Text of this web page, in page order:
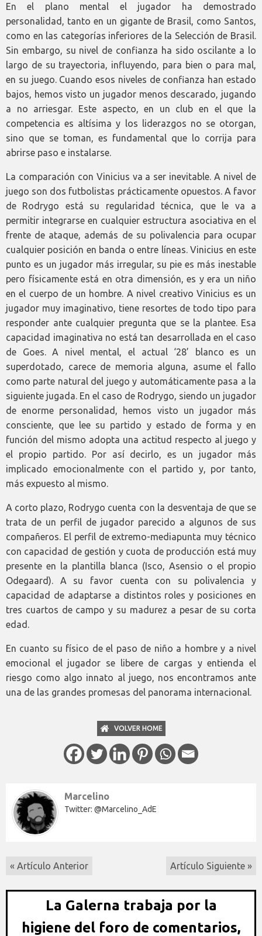
En el plano mental el jugador ha demostrado
personalidad, tanto en un gigante de Brasil, como Santos,
como en las categorías inferiores de la Selección de Brasil.
Sin embargo, su nivel de confianza ha sido oscilante a lo
largo de su trayectoria, influyendo, para bien o para mal,
en su juego. Cuando esos niveles de confianza han estado
bajos, hemos visto un jugador menos descarado, jugando
a no arriesgar. Este aspecto, en un club en el que la
competencia es altísima y los liderazgos no se otorgan,
sino que se toman, es fundamental que lo corrija para
abrirse paso e instalarse.
La comparación con Vinicius va a ser inevitable. A nivel de
juego son dos futbolistas prácticamente opuestos. A favor
de Rodrygo está su regularidad técnica, que le va a
permitir integrarse en cualquier estructura asociativa en el
frente de ataque, además de su polivalencia para ocupar
cualquier posición en banda o entre líneas. Vinicius en este
punto es un jugador más irregular, su pie es más inestable
pero físicamente está en otra dimensión, es y era un niño
en el cuerpo de un hombre. A nivel creativo Vinicius es un
jugador muy imaginativo, tiene resortes de todo tipo para
responder ante cualquier pregunta que se la plantee. Esa
capacidad imaginativa no está tan desarrollada en el caso
de Goes. A nivel mental, el actual ‘28’ blanco es un
superdotado, carece de memoria alguna, asume el fallo
como parte natural del juego y automáticamente pasa a la
siguiente jugada. En el caso de Rodrygo, siendo un jugador
de enorme personalidad, hemos visto un jugador más
consciente, que lee su partido y estado de forma y en
función del mismo adopta una actitud respecto al juego y
el propio partido. Por así decirlo, es un jugador más
implicado emocionalmente con el partido y, por tanto,
más expuesto al mismo.
A corto plazo, Rodrygo cuenta con la desventaja de que se
trata de un perfil de jugador parecido a algunos de sus
compañeros. El perfil de extremo-mediapunta muy técnico
con capacidad de gestión y cuota de producción está muy
presente en la plantilla blanca (Isco, Asensio o el propio
Odegaard). A su favor cuenta con su polivalencia y
capacidad de adaptarse a distintos roles y posiciones en
tres cuartos de campo y su madurez a pesar de su corta
edad.
En cuanto su físico de el paso de niño a hombre y a nivel
emocional el jugador se libere de cargas y entienda el
riesgo como algo innato al juego, nos encontramos ante
una de las grandes promesas del panorama internacional.
VOLVER HOME
Marcelino
Twitter: @Marcelino_AdE
« Artículo Anterior Artículo Siguiente »
La Galerna trabaja por la
higiene del foro de comentarios,